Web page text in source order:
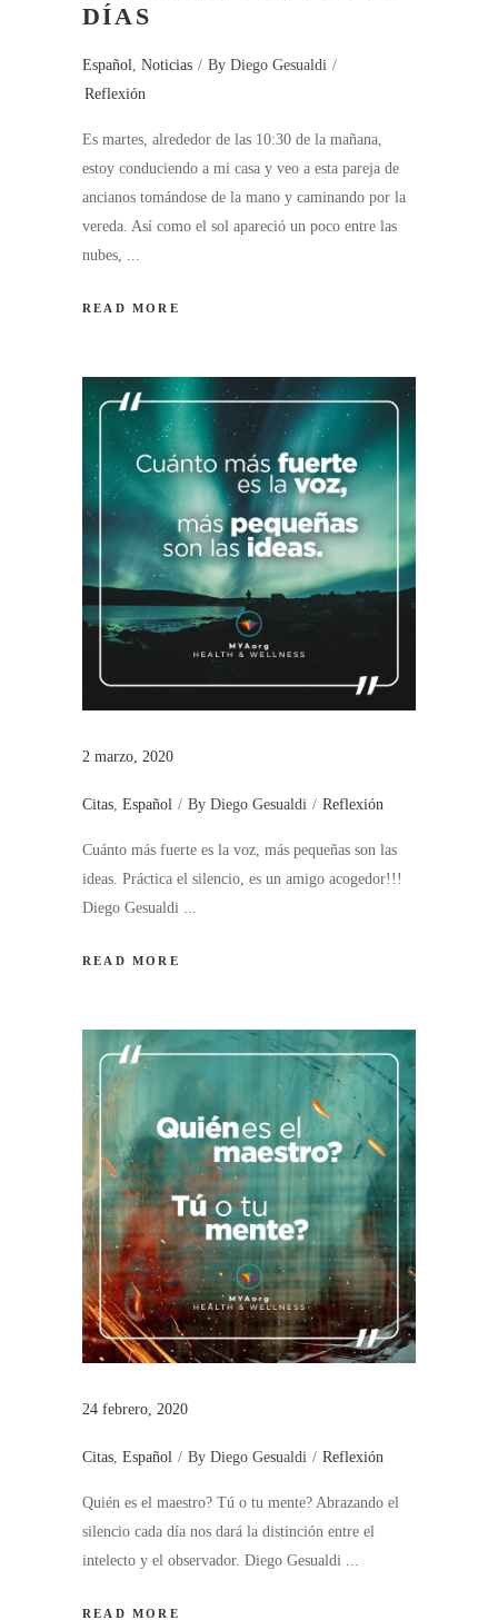
DÍAS
Español, Noticias By Diego Gesualdi
Reflexión
Es martes, alrededor de las 10:30 de la mañana,
estoy conduciendo a mi casa y veo a esta pareja de
ancianos tomándose de la mano y caminando por la
vereda. Así como el sol apareció un poco entre las
nubes,
READ MORE
2 marzo, 2020
Citas, Español By Diego Gesualdi Reflexión
Cuánto más fuerte es la voz, más pequeñas son las
ideas. Práctica el silencio, es un amigo acogedor!!!
Diego Gesualdi
READ MORE
24 febrero, 2020
Citas, Español By Diego Gesualdi Reflexión
Quién es el maestro? Tú o tu mente? Abrazando el
silencio cada día nos dará la distinción entre el
intelecto y el observador. Diego Gesualdi
READ MORE